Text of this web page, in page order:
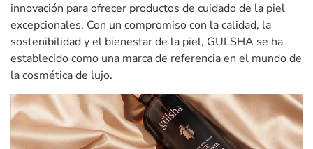
innovación para ofrecer productos de cuidado de la piel
excepcionales. Con un compromiso con la calidad, la
sostenibilidad y el bienestar de la piel, GULSHA se ha
establecido como una marca de referencia en el mundo de
la cosmética de lujo.